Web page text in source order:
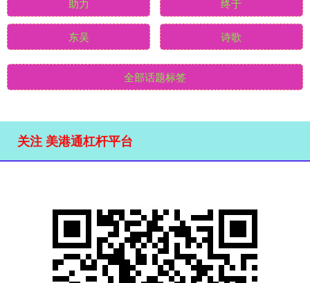
助力 终于
东吴 诗歌
全部话题标签
关注 美港通杠杆平台